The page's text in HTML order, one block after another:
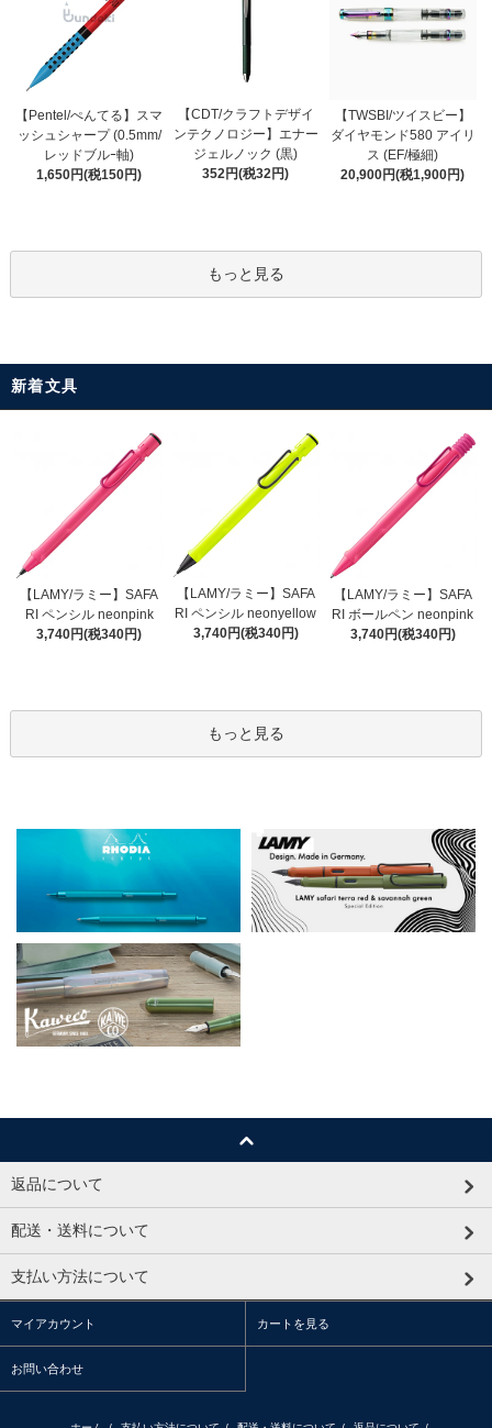
【Pentel/ぺんてる】スマ
ッシュシャープ (0.5mm/
レッドブルｰ軸)
1,650円(税150円)
【CDT/クラフトデザイ
ンテクノロジー】エナー
ジェルノック (黒)
352円(税32円)
【TWSBI/ツイスビー】
ダイヤモンド580 アイリ
ス (EF/極細)
20,900円(税1,900円)
もっと見る
新着文具
【LAMY/ラミー】SAFA
RI ペンシル neonpink
3,740円(税340円)
【LAMY/ラミー】SAFA
RI ペンシル neonyellow
3,740円(税340円)
【LAMY/ラミー】SAFA
RI ボールペン neonpink
3,740円(税340円)
もっと見る
返品について
配送・送料について
支払い方法について
マイアカウント カートを見る
お問い合わせ